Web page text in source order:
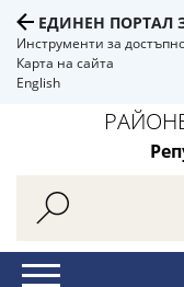
ЕДИНЕН ПОРТАЛ
Инструменти за
Карта на сайта
English